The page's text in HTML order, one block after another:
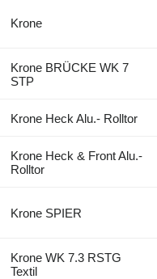
Krone
Krone BRÜCKE WK 7
STP
Krone Heck Alu.- Rolltor
Krone Heck & Front Alu.-
Rolltor
Krone SPIER
Krone WK 7.3 RSTG
Textil